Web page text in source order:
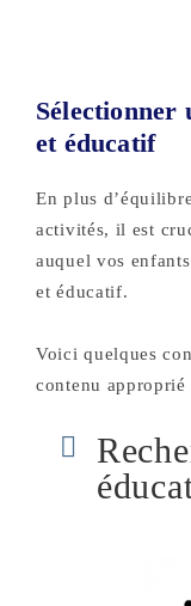
Sélectionner
et éducatif
En plus
activités, il est
auquel vos
et éducatif.
Voici quelques
contenu approprié